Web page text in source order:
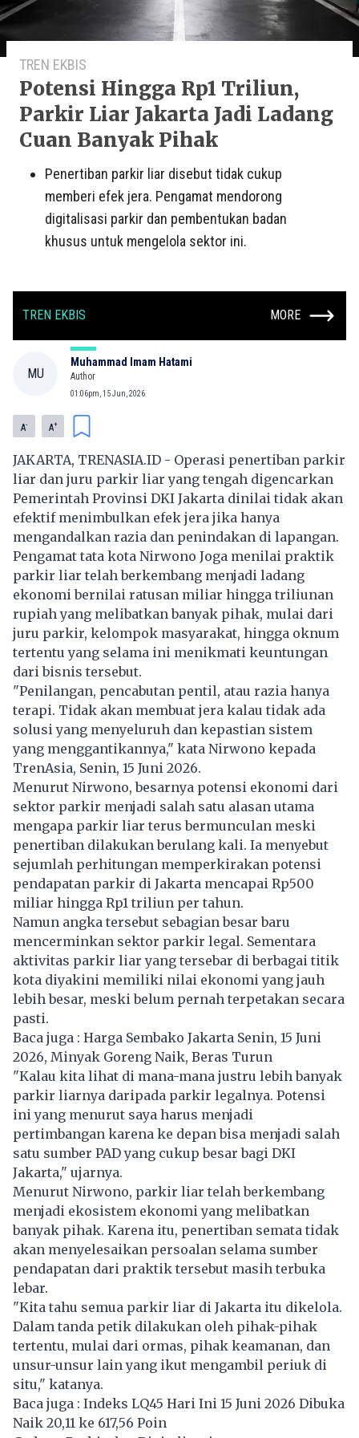
TREN EKBIS
Potensi Hingga Rp1 Triliun,
Parkir Liar Jakarta Jadi Ladang
Cuan Banyak Pihak
Penertiban parkir liar disebut tidak cukup
memberi efek jera. Pengamat mendorong
digitalisasi parkir dan pembentukan badan
khusus untuk mengelola sektor ini.
TREN EKBIS MORE
MU
Muhammad Imam Hatami
Author
01:06pm, 15 Jun, 2026
A- A+
JAKARTA, TRENASIA.ID - Operasi penertiban parkir
liar dan juru parkir liar yang tengah digencarkan
Pemerintah Provinsi DKI Jakarta dinilai tidak akan
efektif menimbulkan efek jera jika hanya
mengandalkan razia dan penindakan di lapangan.
Pengamat tata kota Nirwono Joga menilai praktik
parkir liar telah berkembang menjadi ladang
ekonomi bernilai ratusan miliar hingga triliunan
rupiah yang melibatkan banyak pihak, mulai dari
juru parkir, kelompok masyarakat, hingga oknum
tertentu yang selama ini menikmati keuntungan
dari bisnis tersebut.
"Penilangan, pencabutan pentil, atau razia hanya
terapi. Tidak akan membuat jera kalau tidak ada
solusi yang menyeluruh dan kepastian sistem
yang menggantikannya," kata Nirwono kepada
TrenAsia, Senin, 15 Juni 2026.
Menurut Nirwono, besarnya potensi ekonomi dari
sektor parkir menjadi salah satu alasan utama
mengapa parkir liar terus bermunculan meski
penertiban dilakukan berulang kali. Ia menyebut
sejumlah perhitungan memperkirakan potensi
pendapatan parkir di Jakarta mencapai Rp500
miliar hingga Rp1 triliun per tahun.
Namun angka tersebut sebagian besar baru
mencerminkan sektor parkir legal. Sementara
aktivitas parkir liar yang tersebar di berbagai titik
kota diyakini memiliki nilai ekonomi yang jauh
lebih besar, meski belum pernah terpetakan secara
pasti.
Baca juga : Harga Sembako Jakarta Senin, 15 Juni
2026, Minyak Goreng Naik, Beras Turun
"Kalau kita lihat di mana-mana justru lebih banyak
parkir liarnya daripada parkir legalnya. Potensi
ini yang menurut saya harus menjadi
pertimbangan karena ke depan bisa menjadi salah
satu sumber PAD yang cukup besar bagi DKI
Jakarta," ujarnya.
Menurut Nirwono, parkir liar telah berkembang
menjadi ekosistem ekonomi yang melibatkan
banyak pihak. Karena itu, penertiban semata tidak
akan menyelesaikan persoalan selama sumber
pendapatan dari praktik tersebut masih terbuka
lebar.
"Kita tahu semua parkir liar di Jakarta itu dikelola.
Dalam tanda petik dilakukan oleh pihak-pihak
tertentu, mulai dari ormas, pihak keamanan, dan
unsur-unsur lain yang ikut mengambil periuk di
situ," katanya.
Baca juga : Indeks LQ45 Hari Ini 15 Juni 2026 Dibuka
Naik 20,11 ke 617,56 Poin